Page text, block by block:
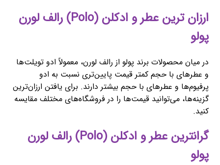
ارزان ترین عطر و ادکلن (Polo) رالف لورن
پولو
در میان محصولات برند پولو از رالف لورن، معمولاً ادو تویلت‌ها
و عطرهای با حجم کمتر قیمت پایین‌تری نسبت به ادو
پرفیوم‌ها و عطرهای با حجم بیشتر دارند. برای یافتن ارزان‌ترین
گزینه‌ها، می‌توانید قیمت‌ها را در فروشگاه‌های مختلف مقایسه
کنید.
گرانترین عطر و ادکلن (Polo) رالف لورن
پولو